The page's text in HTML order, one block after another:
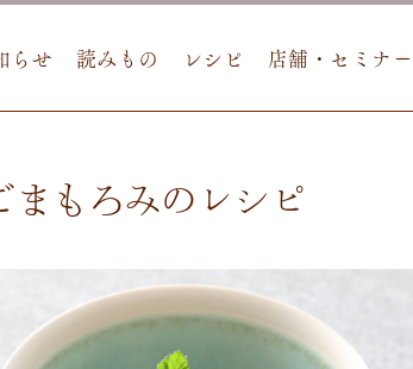
らせ 読みもの レシピ 店舗・セミナー
まもろみのレシピ